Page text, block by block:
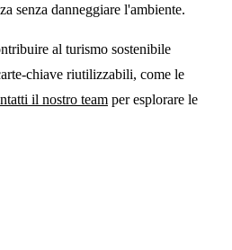
senza danneggiare l'ambiente.
al turismo sostenibile
chiave riutilizzabili, come le
il nostro team per esplorare le